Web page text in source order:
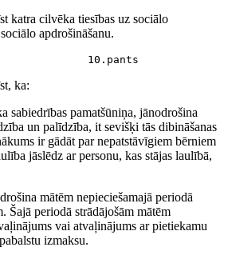
katra cilvēka tiesības uz sociālo
apdrošināšanu.
ka:
sabiedrības pamatšūniņa, jānodrošina
un palīdzība, it sevišķi tās dibināšanas
ir gādāt par nepatstāvīgiem bērniem
jāslēdz ar personu, kas stājas laulībā,
mātēm nepieciešamajā periodā
Šajā periodā strādājošām mātēm
vai atvaļinājums ar pietiekamu
izmaksu.